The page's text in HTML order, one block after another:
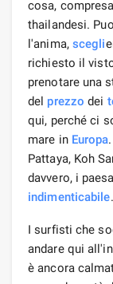
cosa,
thailandesi.
l'anima, scegli
richiesto il
prenotare una
del prezzo dei
qui, perché ci
mare in Europa
Pattaya, Koh
davvero, i
indimenticabile.
I surfisti che
andare qui
è ancora